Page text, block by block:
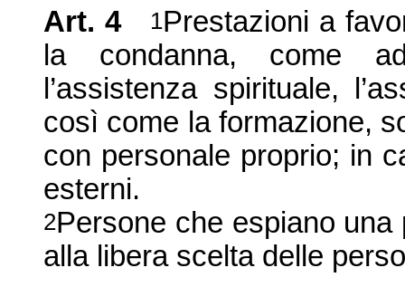
Art. 4
1Prestazioni a
la condanna, come
l’assistenza spirituale,
così come la formazione,
con personale proprio; in
esterni.
2Persone che espiano
alla libera scelta delle